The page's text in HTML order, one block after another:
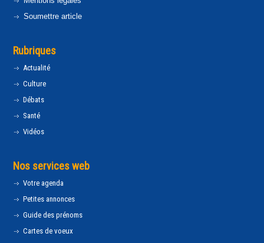
Soumettre article
Rubriques
Actualité
Culture
Débats
Santé
Vidéos
Nos services web
Votre agenda
Petites annonces
Guide des prénoms
Cartes de voeux